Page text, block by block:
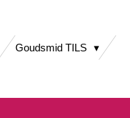
Goudsmid TILS